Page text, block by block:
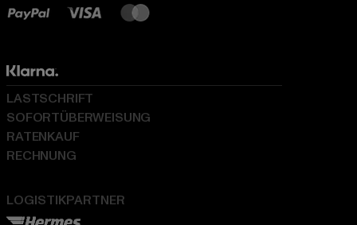
LOGISTIKPARTNER
LASTSCHRIFT
SOFORTÜBERWEISUNG
RATENKAUF
RECHNUNG